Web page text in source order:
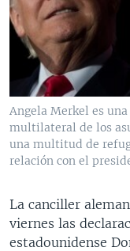
VENEZUELA
BRASIL
NICARAGUA
ECONOMÍA
ENTRETENIMIENTO
TECNOLOGÍA
DEPORTES
CIENCIA Y SALUD
MULTIMEDIA
VIDEOS
FOTOGRAFÍA
AUDIOS
PROGRAMAS TV
EL MUNDO AL DÍA
FORO
VISIÓN 360
LAS CLAVES
RADIO
AVANCE
AUDIONOTICIAS
BUENOS DÍAS
EL MUNDO AL DÍA
FORO [RADIO]
DIRECT
DOCUMENTALES DE
Learning English
SÍGANOS
Angela Merkel es
multilateral de los
una multitud de
relación con el
La canciller
viernes las
estadounidense